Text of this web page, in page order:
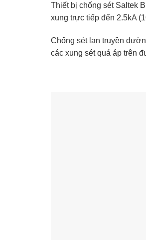
Thiết bị chống sét Saltek
xung trực tiếp đến 2.5kA
Chống sét lan truyền
các xung sét quá áp trên